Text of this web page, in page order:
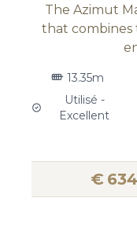
The Azimut
that combines
13.35m
Utilisé -
Excellent
€